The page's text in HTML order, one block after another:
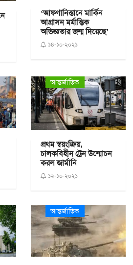
‘আফগানিস্তানে মার্কিন
আগ্রাসন মর্মান্তিক
অভিজ্ঞতার জন্ম দিয়েছে’
১৪-১০-২০২১
আন্তর্জাতিক
প্রথম স্বয়ংক্রিয়,
চালকবিহীন ট্রেন উন্মোচন
করল জার্মানি
১২-১০-২০২১
আন্তর্জাতিক